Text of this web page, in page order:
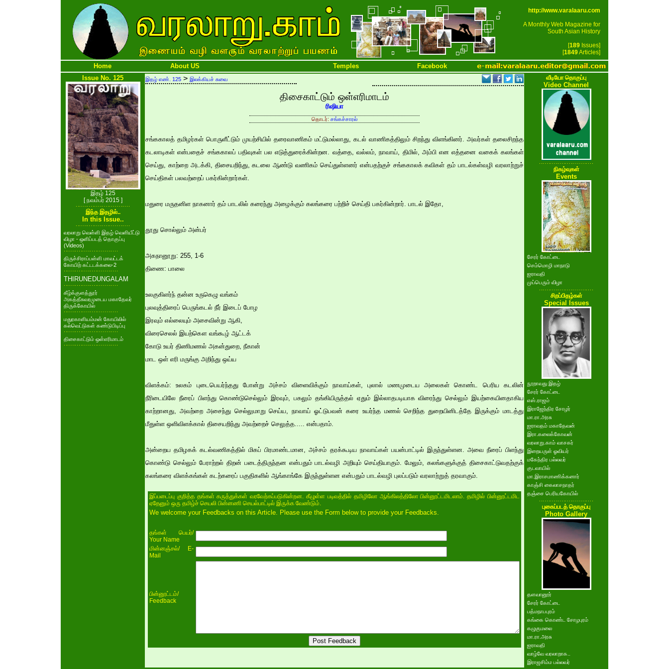
http://www.varalaaru.com
A Monthly Web Magazine for
South Asian History
[189Issues]
[1849Articles]
Home About US Temples
Facebook
Issue No. 125
இதழ் 125
[ நவம்பர் 2015 ]
இந்த இதழில்..
In this Issue..
வரலாறு வெள்ளி இதழ் வெளியீட்டு
விழா - ஒளிப்படத் தொகுப்பு
(Videos)
திருச்சிராப்பள்ளி மாவட்டக்
கோயிற் கட்டடக்கலை-2
THIRUNEDUNGALAM
கீழ்க்குளத்தூர்
அகத்தீசுவரமுடைய மகாதேவர்
திருக்கோயில்
மதுரகாளியம்மன் கோயிலில்
கல்வெட்டுகள் கண்டுபிடிப்பு
திசைகாட்டும் ஒள்எரிமாடம்
இதழ் எண். 125 > இலக்கியச் சுவை
திசைகாட்டும் ஒள்எரிமாடம்
ரிஷியா
தொடர்: சங்கச்சாரல்
சங்ககாலத் தமிழர்கள் பொருளீட்டும் முயற்சியில் தரைவாணிகம் மட்டுமல்லாது, கடல் வாணிகத்திலும் சிறந்து விளங்கினர். அவர்கள் தலைசிறந்த
கடலாடிகள் என்பதைச் சங்ககாலப் பதிவுகள் பல எடுத்துரைக்கின்றன. வத்தை, வல்லம், நாவாய், திமில், அம்பி என எத்தனை வகைக் கலங்கள்
செய்து, காற்றை அடக்கி, திசையறிந்து, கடலை ஆண்டு வணிகம் செய்துள்ளனர் என்பதற்குச் சங்ககாலக் கவிகள் தம் பாடல்கள்வழி வரலாற்றுச்
செய்திகள் பலவற்றைப் பகர்கின்றார்கள்.
மதுரை மருதனிள நாகனார் தம் பாடலில் கரைந்து அழைக்கும் கலங்கரை பற்றிச் செய்தி பகர்கின்றார். பாடல் இதோ,
தூது சொல்லும் அன்பர்
அகநானூறு: 255, 1-6
திணை: பாலை
உலகுகிளர்ந் தன்ன உருகெழு வங்கம்
புலவுத்திரைப் பெருங்கடல் நீர் இடைப் போழ
இரவும் எல்லையும் அசைவின்று ஆகி,
விரைசெலல் இயற்கௌ வங்கூழ் ஆட்டக்
கோடு உயர் திணிமணல் அகன்துறை, நீகான்
மாட ஒள் எரி மருங்கு அறிந்து ஒய்ய
விளக்கம்: உலகம் புடைபெயர்ந்தது போன்று அச்சம் விளைவிக்கும் நாவாய்கள், புலால் மணமுடைய அலைகள் கொண்ட பெரிய கடலின்
நீரிடையிலே நீரைப் பிளந்து கொண்டுசெல்லும் இரவும், பகலும் தங்கியிருத்தல் ஏதும் இல்லாதபடியாக விரைந்து செல்லும் இயற்கையினதாகிய
காற்றானது, அவற்றை அசைந்து செல்லுமாறு செய்ய, நாவாய் ஓட்டுபவன் கரை உயர்ந்த மணல் செறிந்த துறையினிடத்தே இருக்கும் மாடத்து
மீதுள்ள ஒளிவிளக்கால் திசையறிந்து அவற்றைச் செலுத்த..... என்பதாம்.
அன்றைய தமிழகக் கடல்வணிகத்தில் மிகப் பிரமாண்டமான, அச்சம் தரக்கூடிய நாவாய்கள் பயன்பாட்டில் இருந்துள்ளன. அவை நீரைப் பிளந்து
கொண்டு செல்லும் பேராற்றல் திறன் படைத்திருந்தன என்பதும் பாடல்வழி அறியும் செய்தியாகும். மேலும், கலங்களுக்குத் திசைகாட்டுவதற்குக்
கலங்கரை விளக்கங்கள் கடற்கரைப் பகுதிகளில் ஆங்காங்கே இருந்துள்ளன என்பதும் பாடல்வழி புலப்படும் வரலாற்றுத் தரவாகும்.
இப்படைப்பு குறித்த தங்கள் கருத்துக்கள் வரவேற்கப்படுகின்றன. கீழுள்ள படிவத்தில் தமிழிலோ ஆங்கிலத்திலோ பின்னூட்டமிடலாம். தமிழில் பின்னூட்டமிட
ஏதேனும் ஒரு தமிழ்ச் செயலி பின்னணி செயல்பாட்டில் இருக்க வேண்டும்.
We welcome your Feedbacks on this Article. Please use the Form below to provide your Feedbacks.
தங்கள் பெயர்/
Your Name
மின்னஞ்சல்/ E-
Mail
பின்னூட்டம்/
Feedback
வீடியோ தொகுப்பு
Video Channel
நிகழ்வுகள்
Events
சேரர் கோட்டை
செம்மொழி மாநாடு
ஐராவதி
முப்பெரும் விழா
சிறப்பிதழ்கள்
Special Issues
நூறாவது இதழ்
சேரர் கோட்டை
எஸ்.ராஜம்
இராஜேந்திர சோழர்
மா.ரா.அரசு
ஐராவதம் மகாதேவன்
இரா.கலைக்கோவன்
வரலாறு.காம் வாசகர்
இறையருள் ஓவியர்
மகேந்திர பல்லவர்
குடவாயில்
மா.இராசமாணிக்கனார்
காஞ்சி கைலாசநாதர்
தஞ்சை பெரியகோயில்
புகைப்படத் தொகுப்பு
Photo Gallery
தளவானூர்
சேரர் கோட்டை
பத்மநாபபுரம்
கங்கை கொண்ட சோழபுரம்
கழுகுமலை
மா.ரா.அரசு
ஐராவதி
வாழ்வே வரலாறாக..
இராஜசிம்ம பல்லவர்